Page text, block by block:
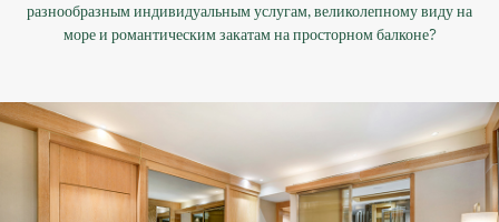
разнообразным индивидуальным услугам, великолепному виду на
море и романтическим закатам на просторном балконе?